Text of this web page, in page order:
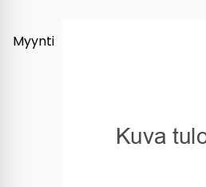
Myynti